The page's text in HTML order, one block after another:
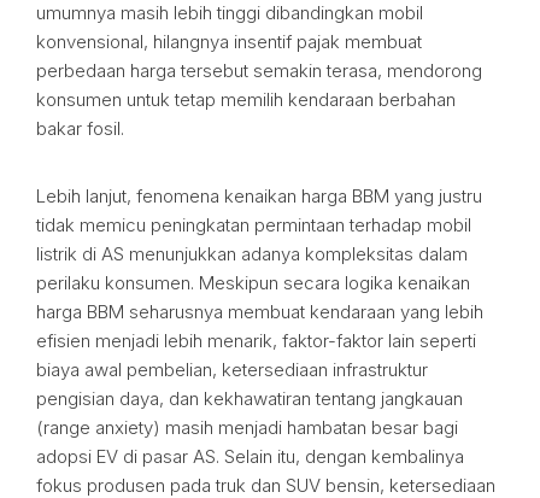
umumnya masih lebih tinggi dibandingkan mobil
konvensional, hilangnya insentif pajak membuat
perbedaan harga tersebut semakin terasa, mendorong
konsumen untuk tetap memilih kendaraan berbahan
bakar fosil.
Lebih lanjut, fenomena kenaikan harga BBM yang justru
tidak memicu peningkatan permintaan terhadap mobil
listrik di AS menunjukkan adanya kompleksitas dalam
perilaku konsumen. Meskipun secara logika kenaikan
harga BBM seharusnya membuat kendaraan yang lebih
efisien menjadi lebih menarik, faktor-faktor lain seperti
biaya awal pembelian, ketersediaan infrastruktur
pengisian daya, dan kekhawatiran tentang jangkauan
(range anxiety) masih menjadi hambatan besar bagi
adopsi EV di pasar AS. Selain itu, dengan kembalinya
fokus produsen pada truk dan SUV bensin, ketersediaan